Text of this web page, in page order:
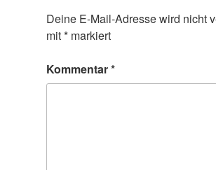
Deine E-Mail-Adresse wird nicht
mit* markiert
Kommentar*